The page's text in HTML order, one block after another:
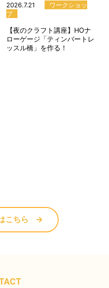
2026.7.21
ワークショッ
プ
【夜のクラフト講座】HOナ
ローゲージ「ティンバートレ
ッスル橋」を作る！
こちら